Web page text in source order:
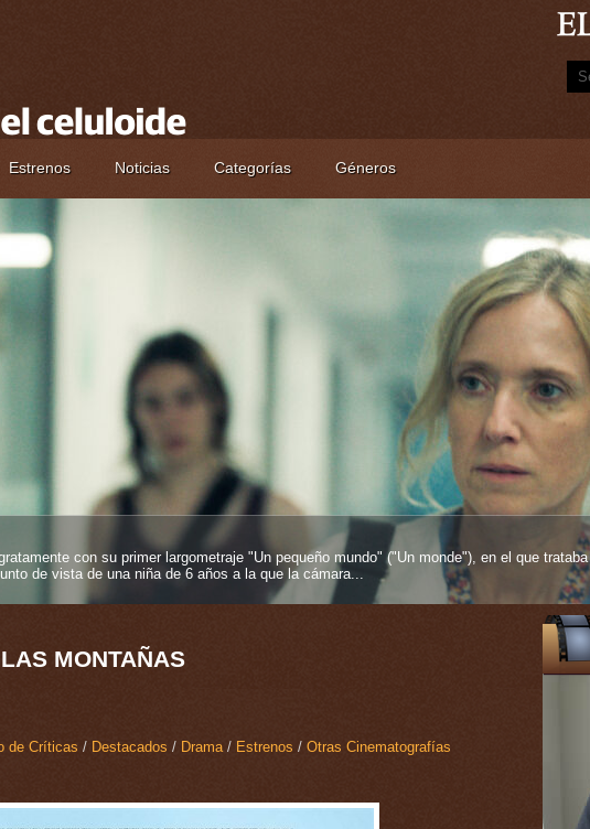
Estrenos Noticias Categorías Géneros
más fuertes que se pueden tener en esta vida y más si proviene desde edad
("Les inmortelles", 2025), su segundo largometraje como...
MONTAÑAS
de Críticas / Destacados / Drama/ Estrenos / Otras Cinematografías